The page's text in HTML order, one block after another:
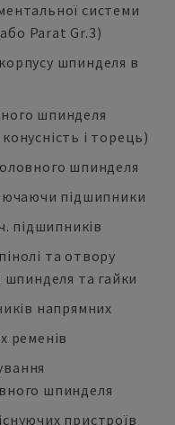
системи
Parat Gr.3)
шпинделя в
шпинделя
і торець)
шпинделя
підшипники
підшипників
та отвору
шпинделя та гайки
напрямних
ременів
шпинделя
пристроїв